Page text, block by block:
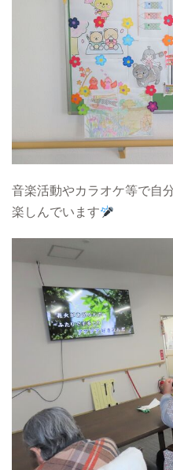
音楽活動やカラオケ等で自
楽しんでいます